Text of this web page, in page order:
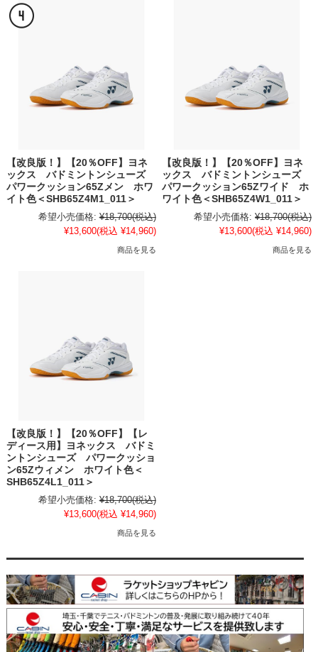
【改良版！】【20％OFF】ヨネ
ックス バドミントンシューズ
パワークッション65Zメン ホワ
イト色＜SHB65Z4M1_011＞
希望小売価格: ¥18,700(税込)
¥13,600(税込 ¥14,960)
商品を見る
【改良版！】【20％OFF】ヨネ
ックス バドミントンシューズ
パワークッション65Zワイド ホ
ワイト色＜SHB65Z4W1_011＞
希望小売価格: ¥18,700(税込)
¥13,600(税込 ¥14,960)
商品を見る
【改良版！】【20％OFF】【レ
ディース用】ヨネックス バドミ
ントンシューズ パワークッショ
ン65Zウィメン ホワイト色＜
SHB65Z4L1_011＞
希望小売価格: ¥18,700(税込)
¥13,600(税込 ¥14,960)
商品を見る